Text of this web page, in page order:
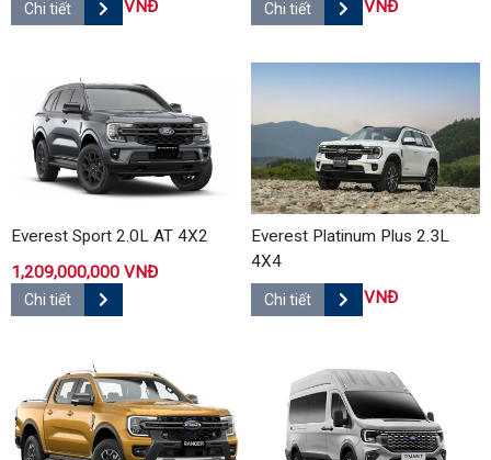
1,335,000,000 VNĐ
Chi tiết
1,440,000,000 VNĐ
Chi tiết
Everest Sport 2.0L AT 4X2
1,209,000,000 VNĐ
Chi tiết
Everest Platinum Plus 2.3L
4X4
1,629,000,000 VNĐ
Chi tiết